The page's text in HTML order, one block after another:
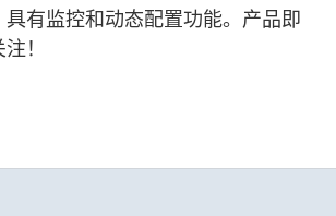
具有监控和动态配置功能。产品即
！